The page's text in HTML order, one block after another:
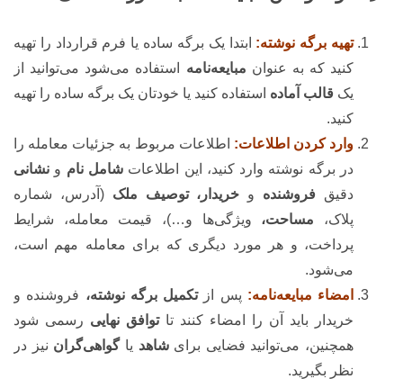
تهیه برگه نوشته: ابتدا یک برگه ساده یا فرم قرارداد را تهیه
کنید که به عنوان مبایعه‌نامه استفاده می‌شود می‌توانید از
یک قالب آماده استفاده کنید یا خودتان یک برگه ساده را تهیه
کنید.
وارد کردن اطلاعات: اطلاعات مربوط به جزئیات معامله را
در برگه نوشته وارد کنید، این اطلاعاتشامل نام و نشانی
دقیق فروشنده و خریدار، توصیف ملک (آدرس، شماره
پلاک، مساحت، ویژگی‌ها و…)، قیمت معامله، شرایط
پرداخت، و هر مورد دیگری که برای معامله مهم است،
می‌شود.
امضاء مبایعه‌نامه: پس ازتکمیل برگه نوشته، فروشنده و
خریدار باید آن را امضاء کنند تاتوافق نهایی رسمی شود
همچنین، می‌توانید فضایی برایشاهد یاگواهی‌گران نیز در
نظر بگیرید.